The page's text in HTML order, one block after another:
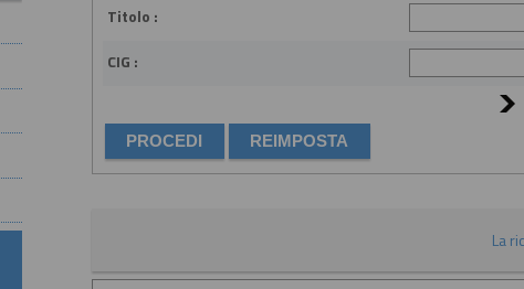
Titolo :
CIG :
La